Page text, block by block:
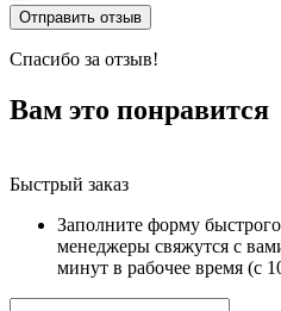
Спасибо за отзыв!
Вам это понравится
Быстрый заказ
Заполните форму
менеджеры свяжутся с
минут в рабочее время (с